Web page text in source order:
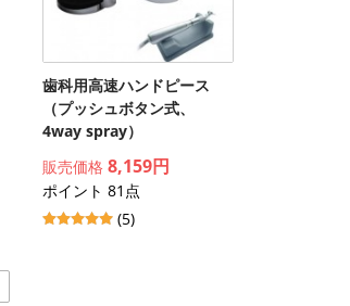
歯科用高速ハンドピース
（プッシュボタン式、
4way spray）
販売価格8,159円
ポイント 81点
(5)